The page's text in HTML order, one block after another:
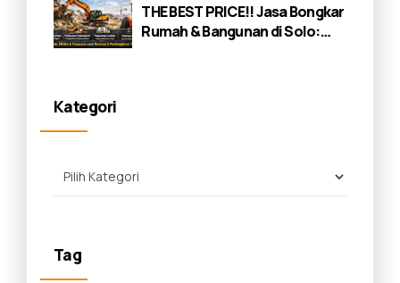
THE BEST PRICE!! Jasa Bongkar
Rumah & Bangunan di Solo:
Kategori
Tag